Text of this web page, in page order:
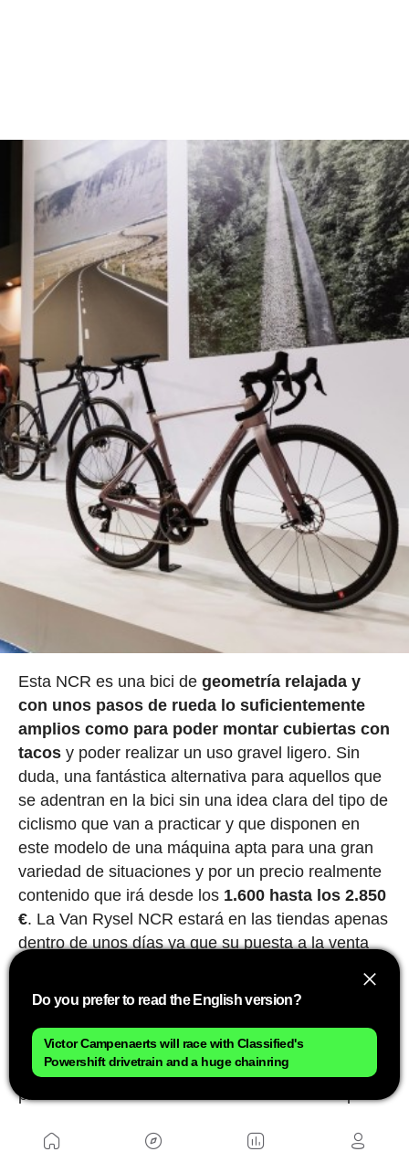
Esta NCR es una bici de geometría relajada y
con unos pasos de rueda lo suficientemente
amplios como para poder montar cubiertas con
tacosy poder realizar un uso gravel ligero. Sin
duda, una fantástica alternativa para aquellos que
se adentran en la bici sin una idea clara del tipo de
ciclismo que van a practicar y que disponen en
este modelo de una máquina apta para una gran
variedad de situaciones y por un precio realmente
contenido que irá desde los 1.600 hasta los 2.850
€. La Van Rysel NCR estará en las tiendas apenas
dentro de unos días ya que su puesta a la venta
Visión de futuro
La última bici que se pudo ver en el salón
Velofollies no es un modelo que vaya a estar
próximamente en las tiendas sino una Concept
nuevas tecnologías
que, quién sabe, es posible
Do you prefer to read the English version?
Victor Campenaerts will race with Classified's
Powershift drivetrain and a huge chainring